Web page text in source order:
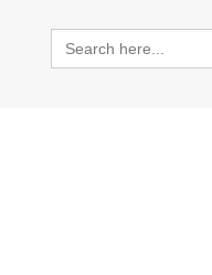
Search
for: